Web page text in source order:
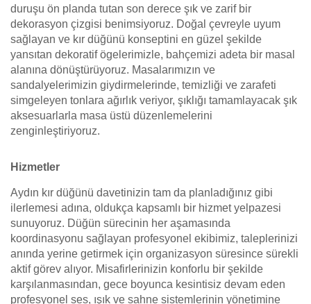
duruşu ön planda tutan son derece şık ve zarif bir
dekorasyon çizgisi benimsiyoruz. Doğal çevreyle uyum
sağlayan ve kır düğünü konseptini en güzel şekilde
yansıtan dekoratif ögelerimizle, bahçemizi adeta bir masal
alanına dönüştürüyoruz. Masalarımızın ve
sandalyelerimizin giydirmelerinde, temizliği ve zarafeti
simgeleyen tonlara ağırlık veriyor, şıklığı tamamlayacak şık
aksesuarlarla masa üstü düzenlemelerini
zenginleştiriyoruz.
Hizmetler
Aydın kır düğünü davetinizin tam da planladığınız gibi
ilerlemesi adına, oldukça kapsamlı bir hizmet yelpazesi
sunuyoruz. Düğün sürecinin her aşamasında
koordinasyonu sağlayan profesyonel ekibimiz, taleplerinizi
anında yerine getirmek için organizasyon süresince sürekli
aktif görev alıyor. Misafirlerinizin konforlu bir şekilde
karşılanmasından, gece boyunca kesintisiz devam eden
profesyonel ses, ışık ve sahne sistemlerinin yönetimine